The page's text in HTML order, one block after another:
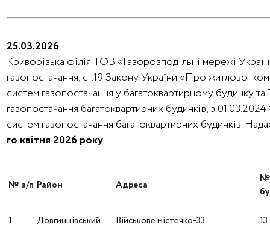
25.03.2026
Криворізька філія ТОВ «Газорозподільні мережі
газопостачання, ст.19 Закону України «Про житлово-
систем газопостачання у багатоквартирному будинку
газопостачання багатоквартирних будинків, з
систем газопостачання багатоквартирних будинків.
го квітня 2026 року
№ з/п Район Адреса
1 Довгинцівський Військове містечко-33 13